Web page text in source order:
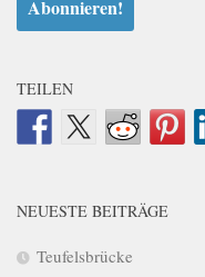
TEILEN
NEUESTE BEITRÄGE
Teufelsbrücke